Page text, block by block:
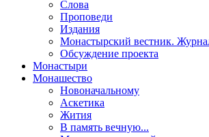
Слова
Проповеди
Издания
Монастырский вестник.
Обсуждение проекта
Монастыри
Монашество
Новоначальному
Аскетика
Жития
В память вечную...